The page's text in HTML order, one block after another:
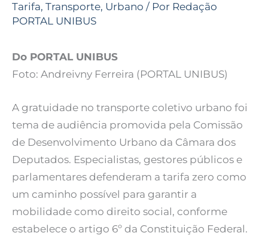
Tarifa, Transporte, Urbano / Por Redação
PORTAL UNIBUS
Do PORTAL UNIBUS
Foto: Andreivny Ferreira (PORTAL UNIBUS)
A gratuidade no transporte coletivo urbano foi
tema de audiência promovida pela Comissão
de Desenvolvimento Urbano da Câmara dos
Deputados. Especialistas, gestores públicos e
parlamentares defenderam a tarifa zero como
um caminho possível para garantir a
mobilidade como direito social, conforme
estabelece o artigo 6º da Constituição Federal.